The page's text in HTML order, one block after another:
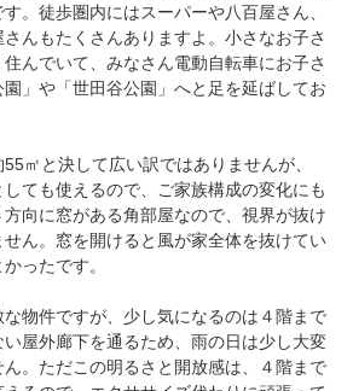
。徒歩圏内にはスーパーや八百屋さん、
んもたくさんありますよ。小さなお子さ
んでいて、みなさん電動自転車にお子さ
」や「世田谷公園」へと足を延ばしてお
㎡と決して広い訳ではありませんが、
ても使えるので、ご家族構成の変化にも
向に窓がある角部屋なので、視界が抜け
ん。窓を開けると風が家全体を抜けてい
ったです。
物件ですが、少し気になるのは４階まで
屋外廊下を通るため、雨の日は少し大変
。ただこの明るさと開放感は、４階まで